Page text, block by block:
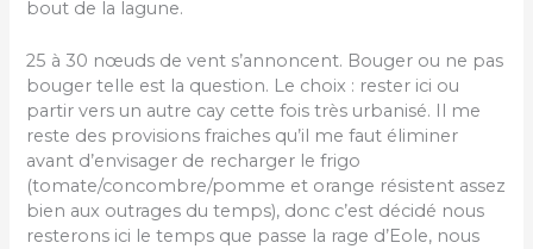
bout de la lagune.
25 à 30 nœuds de vent s’annoncent. Bouger ou ne pas
bouger telle est la question. Le choix : rester ici ou
partir vers un autre cay cette fois très urbanisé. Il me
reste des provisions fraiches qu’il me faut éliminer
avant d’envisager de recharger le frigo
(tomate/concombre/pomme et orange résistent assez
bien aux outrages du temps), donc c’est décidé nous
resterons ici le temps que passe la rage d’Eole, nous